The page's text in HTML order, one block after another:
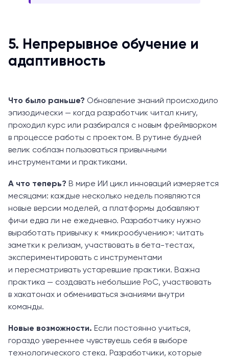
5. Непрерывное обучение и
адаптивность
Что было раньше? Обновление знаний происходило
эпизодически — когда разработчик читал книгу,
проходил курс или разбирался с новым фреймворком
в процессе работы с проектом. В рутине будней
велик соблазн пользоваться привычными
инструментами и практиками.
А что теперь? В мире ИИ цикл инноваций измеряется
месяцами: каждые несколько недель появляются
новые версии моделей, а платформы добавляют
фичи едва ли не ежедневно. Разработчику нужно
выработать привычку к «микрообучению»: читать
заметки к релизам, участвовать в бета-тестах,
экспериментировать с инструментами
и пересматривать устаревшие практики. Важна
практика — создавать небольшие PoC, участвовать
в хакатонах и обмениваться знаниями внутри
команды.
Новые возможности. Если постоянно учиться,
гораздо увереннее чувствуешь себя в выборе
технологического стека. Разработчики, которые